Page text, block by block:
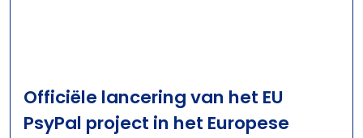
Officiële lancering van het EU
PsyPal project in het Europese